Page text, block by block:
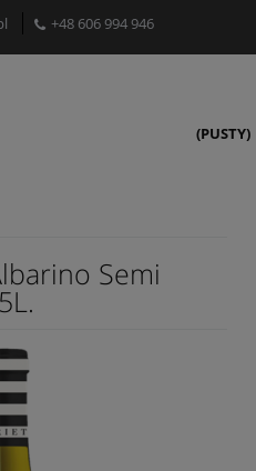
+48 606 994 946
(PUSTY)
Semi